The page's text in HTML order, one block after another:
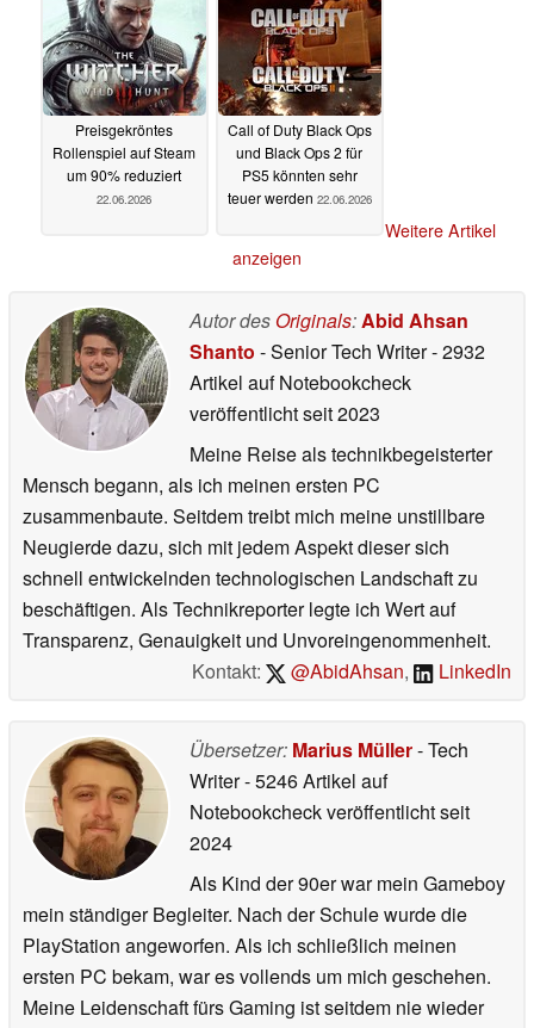
direkt von YouTube
22.06.2026
Valve integriert neues
AMD-Feature22.06.2026
und Black Ops 2 für
PS5 könnten sehr
Weitere Artikel
anzeigen
Autor desOriginals:Abid Ahsan
Shanto- Senior Tech Writer- 2932
Artikel auf Notebookcheck
veröffentlichtseit 2023
Meine Reise als technikbegeisterter
Mensch begann, als ich meinen ersten PC
zusammenbaute. Seitdem treibt mich meine unstillbare
Neugierde dazu, sich mit jedem Aspekt dieser sich
schnell entwickelnden technologischen Landschaft zu
Transparenz, Genauigkeit und Unvoreingenommenheit.
Kontakt:
@AbidAhsan
Übersetzer:
Writer- 5246 Artikel auf
Notebookcheck veröffentlichtseit
2024
Als Kind der 90er war mein Gameboy
mein ständiger Begleiter. Nach der Schule wurde die